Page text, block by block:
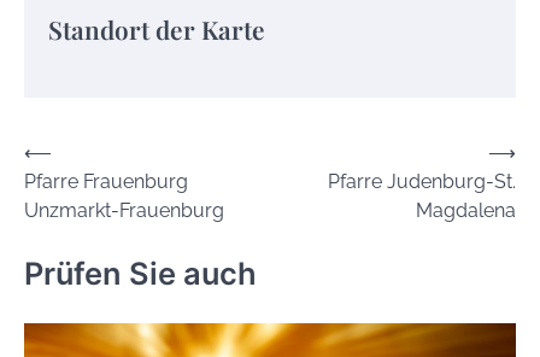
Standort der Karte
Beitrags-
Navigation
⟵
Pfarre Frauenburg
Unzmarkt-Frauenburg
Pfarre Judenburg-St.
Magdalena
⟶
Prüfen Sie auch